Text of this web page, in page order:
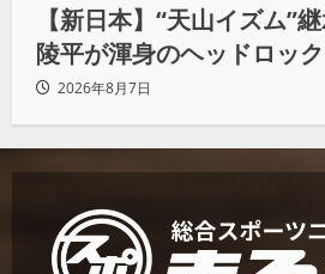
【新日本】“天山イズム”
陵平が渾身のヘッドロッ
らタップ奪取 執念の「リ
2026年8月7日